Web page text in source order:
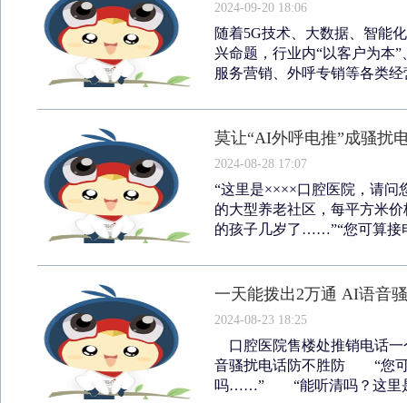
2024-09-20 18:06
随着5G技术、大数据、智能
兴命题，行业内“以客户为本
服务营销、外呼专销等各类
莫让“AI外呼电推”成骚扰
2024-08-28 17:07
“这里是××××口腔医院，请
的大型养老社区，每平方米
的孩子几岁了……”“您可算接
一天能拨出2万通 AI语音
2024-08-23 18:25
口腔医院售楼处推销电话
音骚扰电话防不胜防 “您可
吗……” “能听清吗？这里